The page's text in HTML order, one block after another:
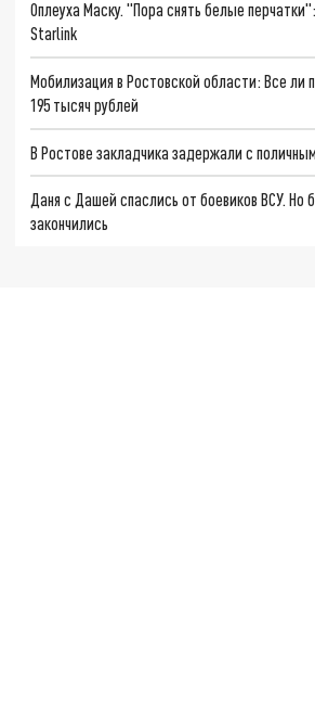
Оплеуха Маску. "Пора снять белые
Starlink
Мобилизация в Ростовской области: Все ли
195 тысяч рублей
В Ростове закладчика задержали с поличным
Даня с Дашей спаслись от боевиков ВСУ.
закончились